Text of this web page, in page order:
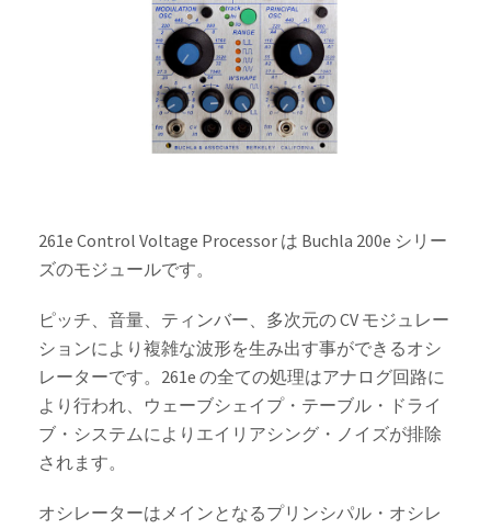
261e Control Voltage Processor は Buchla 200e シリー
ズのモジュールです。
ピッチ、音量、ティンバー、多次元の CV モジュレー
ションにより複雑な波形を生み出す事ができるオシ
レーターです。261e の全ての処理はアナログ回路に
より行われ、ウェーブシェイプ・テーブル・ドライ
ブ・システムによりエイリアシング・ノイズが排除
されます。
オシレーターはメインとなるプリンシパル・オシレ